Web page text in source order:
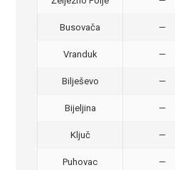
Busovača —
Vranduk —
Bilješevo —
Bijeljina —
Ključ —
Puhovac —